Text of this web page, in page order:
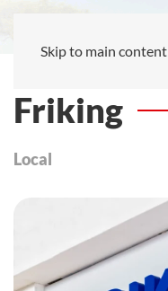
Skip to main content
Friking
Local